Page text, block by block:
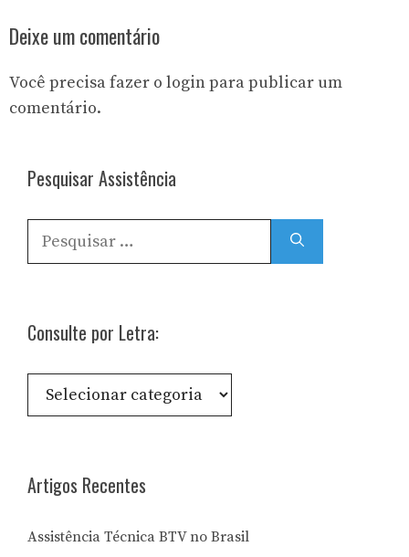
Deixe um comentário
Você precisa fazer o loginpara publicar um
comentário.
Pesquisar Assistência
Pesquisar
por:
Consulte por Letra:
Consulte
Artigos Recentes
Assistência Técnica BTV no Brasil